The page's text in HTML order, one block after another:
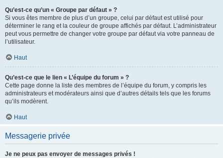
Qu’est-ce qu’un « Groupe par défaut » ?
Si vous êtes membre de plus d’un groupe, celui par défaut est utilisé pour
déterminer le rang et la couleur de groupe affichés par défaut. L’administrateur
peut vous permettre de changer votre groupe par défaut via votre panneau de
l’utilisateur.
Haut
Qu’est-ce que le lien « L’équipe du forum » ?
Cette page donne la liste des membres de l’équipe du forum, y compris les
administrateurs et modérateurs ainsi que d’autres détails tels que les forums
qu’ils modèrent.
Haut
Messagerie privée
Je ne peux pas envoyer de messages privés !